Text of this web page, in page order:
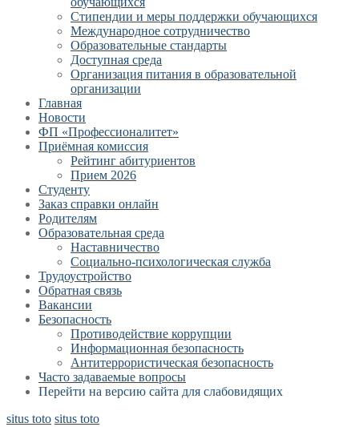
Стипендии и меры поддержки обучающихся
Международное сотрудничество
Образовательные стандарты
Доступная среда
Организация питания в образовательной
организации
Главная
Новости
ФП «Профессионалитет»
Приёмная комиссия
Рейтинг абитуриентов
Прием 2026
Студенту
Заказ справки онлайн
Родителям
Образовательная среда
Наставничество
Социально-психологическая служба
Трудоустройство
Обратная связь
Вакансии
Безопасность
Противодействие коррупции
Информационная безопасность
Антитеррористическая безопасность
Часто задаваемые вопросы
Перейти на версию сайта для слабовидящих
situs toto situs toto